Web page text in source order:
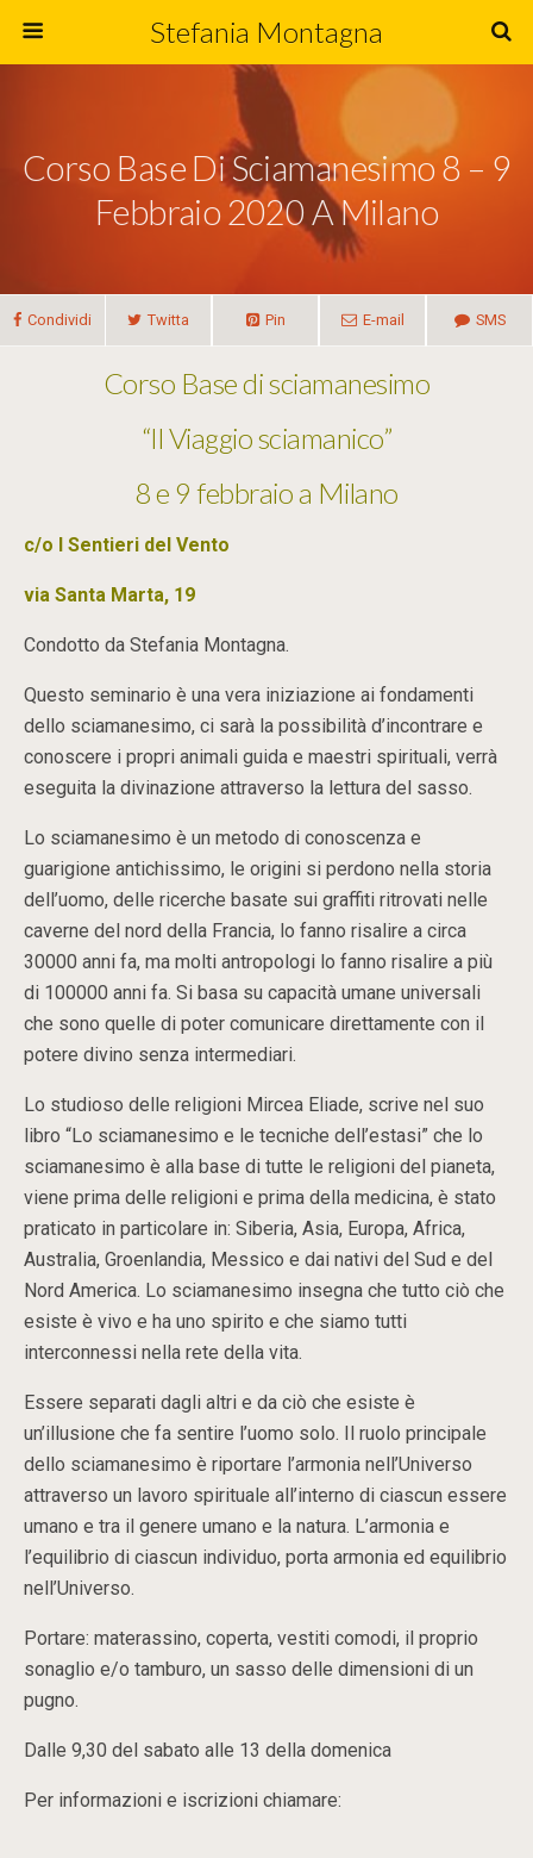
Stefania Montagna
Corso Base Di Sciamanesimo 8 – 9
Febbraio 2020 A Milano
Condividi Twitta Pin E-mail SMS
Corso Base di sciamanesimo
“Il Viaggio sciamanico”
8 e 9 febbraio a Milano
c/o I Sentieri del Vento
via Santa Marta, 19
Condotto da Stefania Montagna.
Questo seminario è una vera iniziazione ai fondamenti
dello sciamanesimo, ci sarà la possibilità d’incontrare e
conoscere i propri animali guida e maestri spirituali, verrà
eseguita la divinazione attraverso la lettura del sasso.
Lo sciamanesimo è un metodo di conoscenza e
guarigione antichissimo, le origini si perdono nella storia
dell’uomo, delle ricerche basate sui graffiti ritrovati nelle
caverne del nord della Francia, lo fanno risalire a circa
30000 anni fa, ma molti antropologi lo fanno risalire a più
di 100000 anni fa. Si basa su capacità umane universali
che sono quelle di poter comunicare direttamente con il
potere divino senza intermediari.
Lo studioso delle religioni Mircea Eliade, scrive nel suo
libro “Lo sciamanesimo e le tecniche dell’estasi” che lo
sciamanesimo è alla base di tutte le religioni del pianeta,
viene prima delle religioni e prima della medicina, è stato
praticato in particolare in: Siberia, Asia, Europa, Africa,
Australia, Groenlandia, Messico e dai nativi del Sud e del
Nord America. Lo sciamanesimo insegna che tutto ciò che
esiste è vivo e ha uno spirito e che siamo tutti
interconnessi nella rete della vita.
Essere separati dagli altri e da ciò che esiste è
un’illusione che fa sentire l’uomo solo. Il ruolo principale
dello sciamanesimo è riportare l’armonia nell’Universo
attraverso un lavoro spirituale all’interno di ciascun essere
umano e tra il genere umano e la natura. L’armonia e
l’equilibrio di ciascun individuo, porta armonia ed equilibrio
nell’Universo.
Portare: materassino, coperta, vestiti comodi, il proprio
sonaglio e/o tamburo, un sasso delle dimensioni di un
pugno.
Dalle 9,30 del sabato alle 13 della domenica
Per informazioni e iscrizioni chiamare: